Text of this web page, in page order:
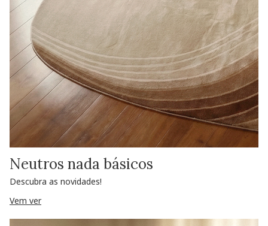
Neutros nada básicos
Descubra as novidades!
Vem ver